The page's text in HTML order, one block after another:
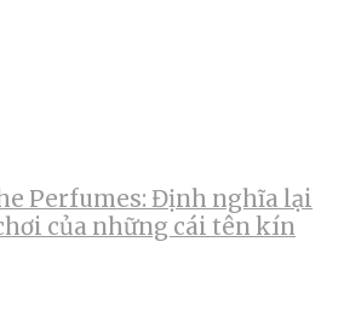
Perfumes: Định nghĩa lại
của những cái tên kín